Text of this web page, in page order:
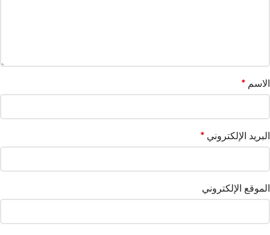
الاسم *
البريد الإلكتروني *
الموقع الإلكتروني